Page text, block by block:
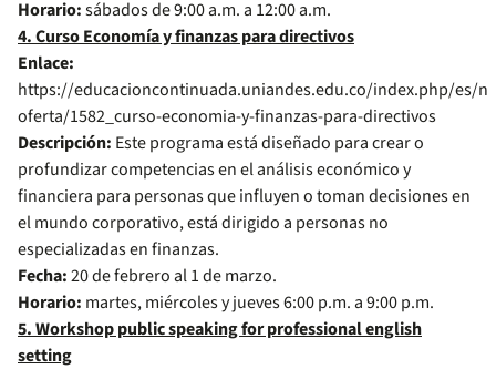
Horario:sábados de 9:00 a.m. a 12:00 a.m.
4. Curso Economía y finanzas para directivos
Enlace:
https://educacioncontinuada.uniandes.edu.co/index.php/es/
oferta/1582_curso-economia-y-finanzas-para-directivos
Descripción: Este programa está diseñado para crear o
profundizar competencias en el análisis económico y
financiera para personas que influyen o toman decisiones en
el mundo corporativo, está dirigido a personas no
especializadas en finanzas.
Fecha:20 de febrero al 1 de marzo.
Horario: martes, miércoles y jueves 6:00 p.m. a 9:00 p.m.
5. Workshop public speaking for professional english
setting